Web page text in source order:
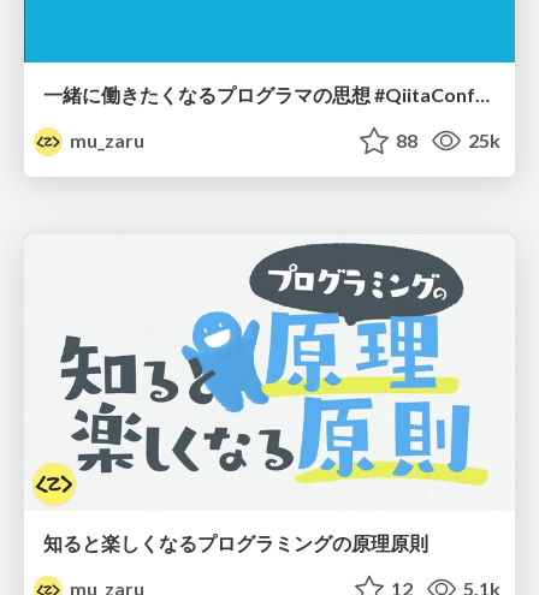
一緒に働きたくなるプログラマの思想 #QiitaConference
mu_zaru
88 25k
知ると楽しくなるプログラミングの原理原則
mu_zaru
12 5.1k